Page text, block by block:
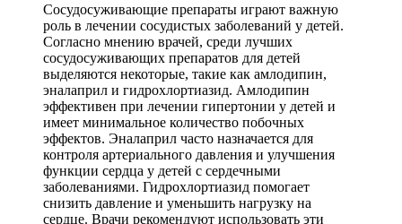
Сосудосуживающие препараты играют важную
роль в лечении сосудистых заболеваний у детей.
Согласно мнению врачей, среди лучших
сосудосуживающих препаратов для детей
выделяются некоторые, такие как амлодипин,
эналаприл и гидрохлортиазид. Амлодипин
эффективен при лечении гипертонии у детей и
имеет минимальное количество побочных
эффектов. Эналаприл часто назначается для
контроля артериального давления и улучшения
функции сердца у детей с сердечными
заболеваниями. Гидрохлортиазид помогает
снизить давление и уменьшить нагрузку на
сердце. Врачи рекомендуют использовать эти